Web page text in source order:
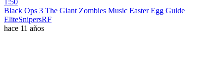
1:50
Black Ops 3 The Giant Zombies Music Easter Egg Guide
EliteSnipersRF
hace 11 años